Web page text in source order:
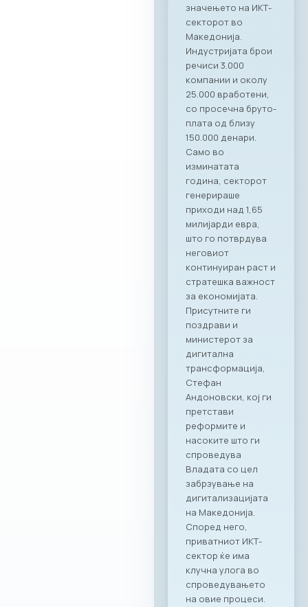
гостопримство.
„Овој настан
потврди дека
најдобрите идеи и
стратешки
партнерства се
создаваат кога
професионалност
а се среќава со
вистинските
соработници. Со
Ragusa Group како
наш патрон
партнер, членките
на МАСИТ добиваат
моќен сојузник кој
гарантира
беспрекорна
организација и
поддршка за сите
идни корпоративни
активности,“ велат
од комората. „Ни
претставува
особена чест што
го одбележуваме
стратешко
партнерство со
МАСИТ. Веруваме
дека оваа
соработка ќе
донесе нови
можности и
вистинска
додадена
вредност за
компаниите
членки. Како
патрон партнер, за
заедницата на
МАСИТ